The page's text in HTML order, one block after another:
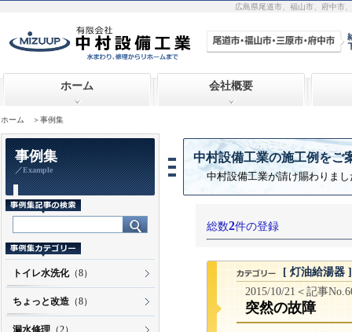
広島県尾道市、福山市、府中市
ホーム 会社概要
ホーム ＞事例集
事例集
／Example
中村設備工業の施工例をご
中村設備工業が請け賜わりま
総数2件の登録
[ 灯油給湯器 ]
2015/10/21＜記事
突然の故障
トイレ水洗化（8）
ちょっと改造 （8）
漏水修理 （2）